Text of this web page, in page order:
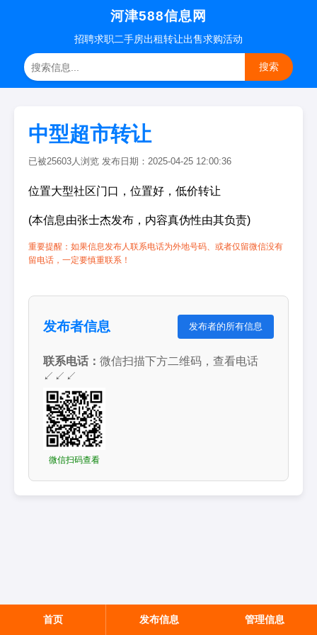
河津588信息网
招聘求职二手房出租转让出售求购活动
搜索
中型超市转让
已被25603人浏览 发布日期：2025-04-25 12:00:36
位置大型社区门口，位置好，低价转让
(本信息由张士杰发布，内容真伪性由其负责)
重要提醒：如果信息发布人联系电话为外地号码、或者仅留微信没有
留电话，一定要慎重联系！
发布者信息 发布者的所有信息
联系电话： 微信扫描下方二维码，查看电话
↙↙↙
微信扫码查看
首页 发布信息 管理信息